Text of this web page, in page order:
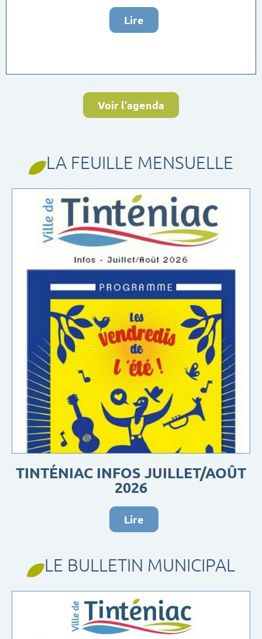
Lire
Voir l'agenda
LA FEUILLE MENSUELLE
TINTÉNIAC INFOS JUILLET/AOÛT
2026
Lire
LE BULLETIN MUNICIPAL